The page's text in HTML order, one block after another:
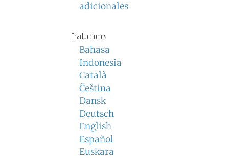
adicionales
Traducciones
Bahasa
Indonesia
Català
Čeština
Dansk
Deutsch
English
Español
Euskara